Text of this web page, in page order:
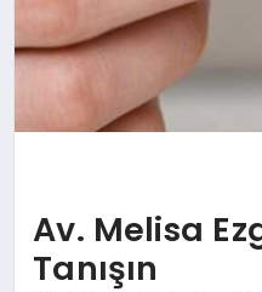
Av. Melisa
Tanışın